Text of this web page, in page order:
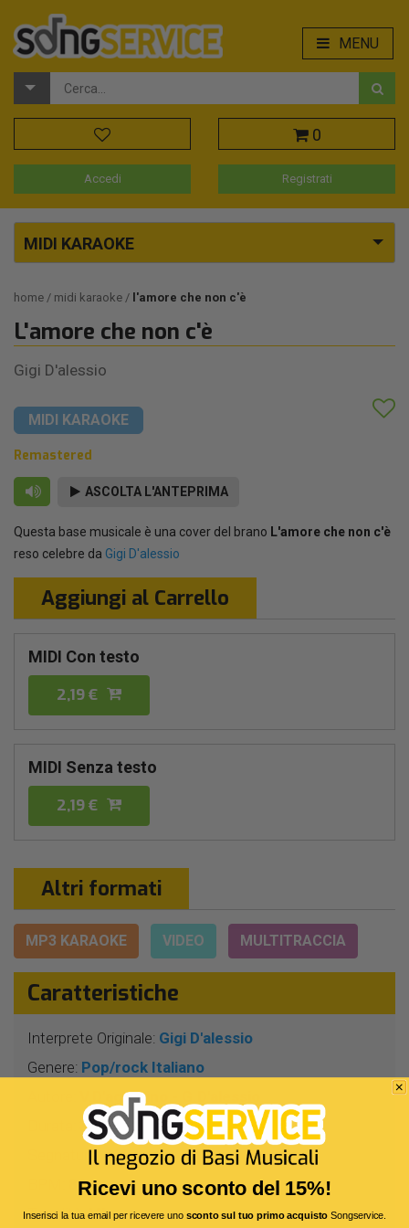
MENU
0
Accedi Registrati
MIDI KARAOKE
home midi karaoke l'amore che non c'è
L'amore che non c'è
Gigi D'alessio
MIDI KARAOKE
Remastered
ASCOLTA L'ANTEPRIMA
Questa base musicale è una cover del brano L'amore che non c'è
reso celebre da Gigi D'alessio
Aggiungi al Carrello
MIDI Con testo
2,19 €
MIDI Senza testo
2,19 €
Altri formati
MP3 KARAOKE VIDEO MULTITRACCIA
Caratteristiche
Interprete Originale: Gigi D'alessio
Genere: Pop/rock Italiano
V.D'agostino - G.D'alessio
3 Min 52 Sec
Segnatura: 4/4
86
Tonalità:MI -
Ricevi uno sconto del 15%!
Inserisci la tua email per ricevere uno sconto sul tuo primo acquistoSongservice.